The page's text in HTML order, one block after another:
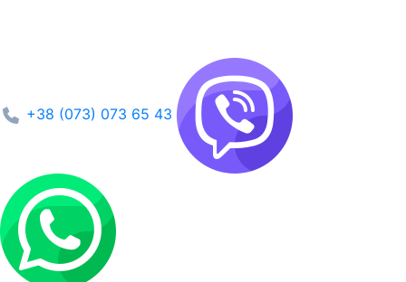
+38 (073) 073 65 43